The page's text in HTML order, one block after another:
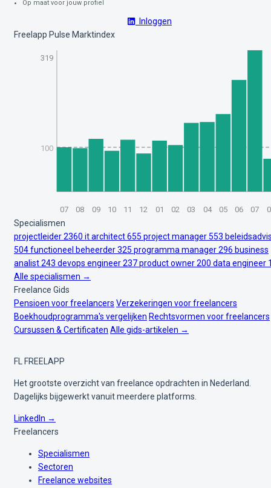
Op maat voor jouw profiel
Inloggen
Freelapp Pulse Marktindex
319
100
07 08 09 10 11 12 01 02 03 04 05 06 07
Specialismen
projectleider2360 it architect655 project manager553
504functioneel beheerder325 programma manager296 business
analist243 devops engineer237product owner200 data engineer
Alle specialismen →
Freelance Gids
Pensioen voor freelancers Verzekeringen voor freelancers
Boekhoudprogramma's vergelijken Rechtsvormen voor freelancers
Cursussen & Certificaten Alle gids-artikelen →
FL FREELAPP
Het grootste overzicht van freelance opdrachten in Nederland.
Dagelijks bijgewerkt vanuit meerdere platforms.
LinkedIn →
Freelancers
Specialismen
Sectoren
Freelance websites